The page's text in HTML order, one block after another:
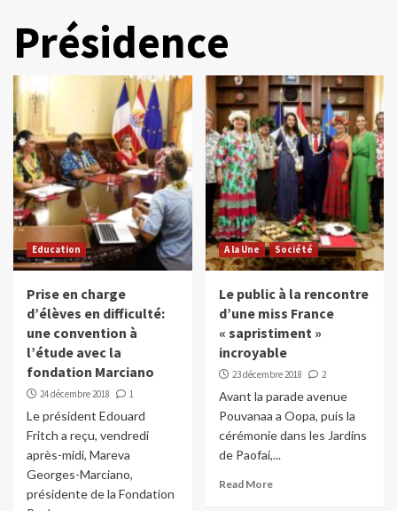
Présidence
Education
Prise en charge
d’élèves en difficulté:
une convention à
l’étude avec la
fondation Marciano
24 décembre 2018 1
Le président Edouard
Fritch a reçu, vendredi
après-midi, Mareva
Georges-Marciano,
présidente de la Fondation
A la Une Société
Le public à la rencontre
d’une miss France
« sapristiment »
incroyable
23 décembre 2018 2
Avant la parade avenue
Pouvanaa a Oopa, puis la
cérémonie dans les Jardins
de Paofai,...
Read More